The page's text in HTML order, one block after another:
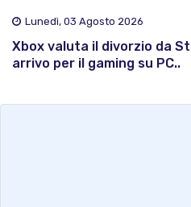
Lunedì, 03 Agosto 2026
Xbox valuta il divorzio da
arrivo per il gaming su PC..